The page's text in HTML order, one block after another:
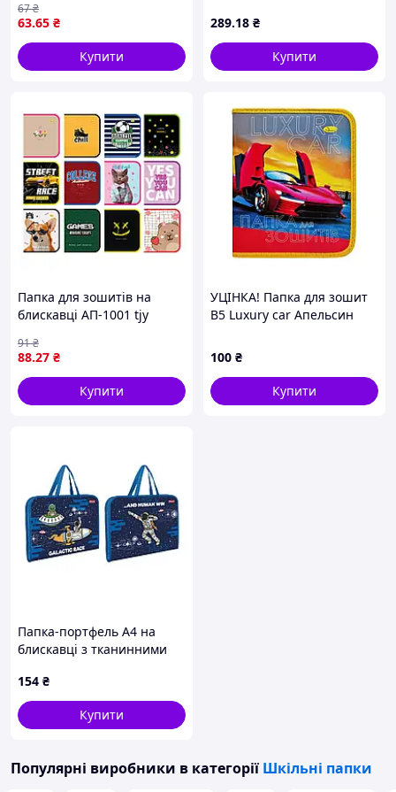
застібкою
63.65 ₴
67₴
Купити
289.18 ₴
Купити
Папка для зошитів на
блискавці АП-1001 tjy
88.27 ₴
91₴
Купити
УЦІНКА! Папка для зошит
В5 Luxury car Апельсин
100 ₴
Купити
Папка-портфель А4 на
блискавці з тканинними
1Вересня
154 ₴
Купити
Популярні виробники в категорії Шкільні папки